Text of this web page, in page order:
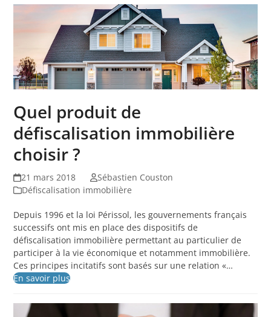
Quel produit de
défiscalisation immobilière
choisir ?
21 mars 2018
Sébastien Couston
Défiscalisation immobilière
Depuis 1996 et la loi Périssol, les gouvernements français
successifs ont mis en place des dispositifs de
défiscalisation immobilière permettant au particulier de
participer à la vie économique et notamment immobilière.
Ces principes incitatifs sont basés sur une relation «…
En savoir plus